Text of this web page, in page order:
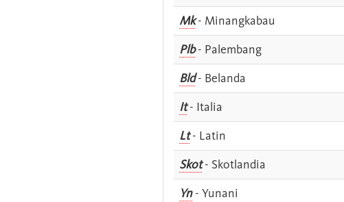
Mk- Minangkabau
Plb- Palembang
Bld- Belanda
It- Italia
Lt- Latin
Skot- Skotlandia
Yn- Yunani